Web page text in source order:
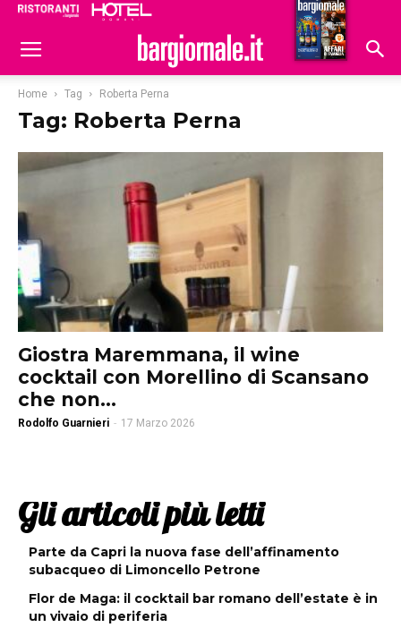
Hoteldomani
Home Tag Roberta Perna
Tag: Roberta Perna
Giostra Maremmana, il wine
cocktail con Morellino di Scansano
che non...
Rodolfo Guarnieri - 17 Marzo 2026
Gli articoli più letti
Parte da Capri la nuova fase dell’affinamento
subacqueo di Limoncello Petrone
Flor de Maga: il cocktail bar romano dell’estate è in
un vivaio di periferia